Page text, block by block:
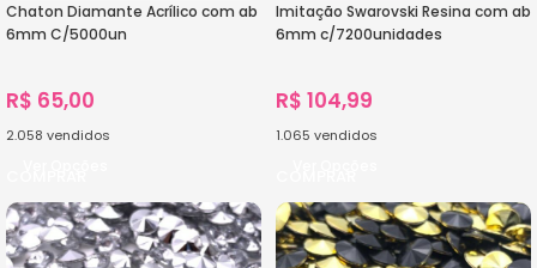
Chaton Diamante Acrílico com ab
6mm C/5000un
R$ 65,00
2.058 vendidos
Imitação Swarovski Resina com ab
6mm c/7200unidades
R$ 104,99
1.065 vendidos